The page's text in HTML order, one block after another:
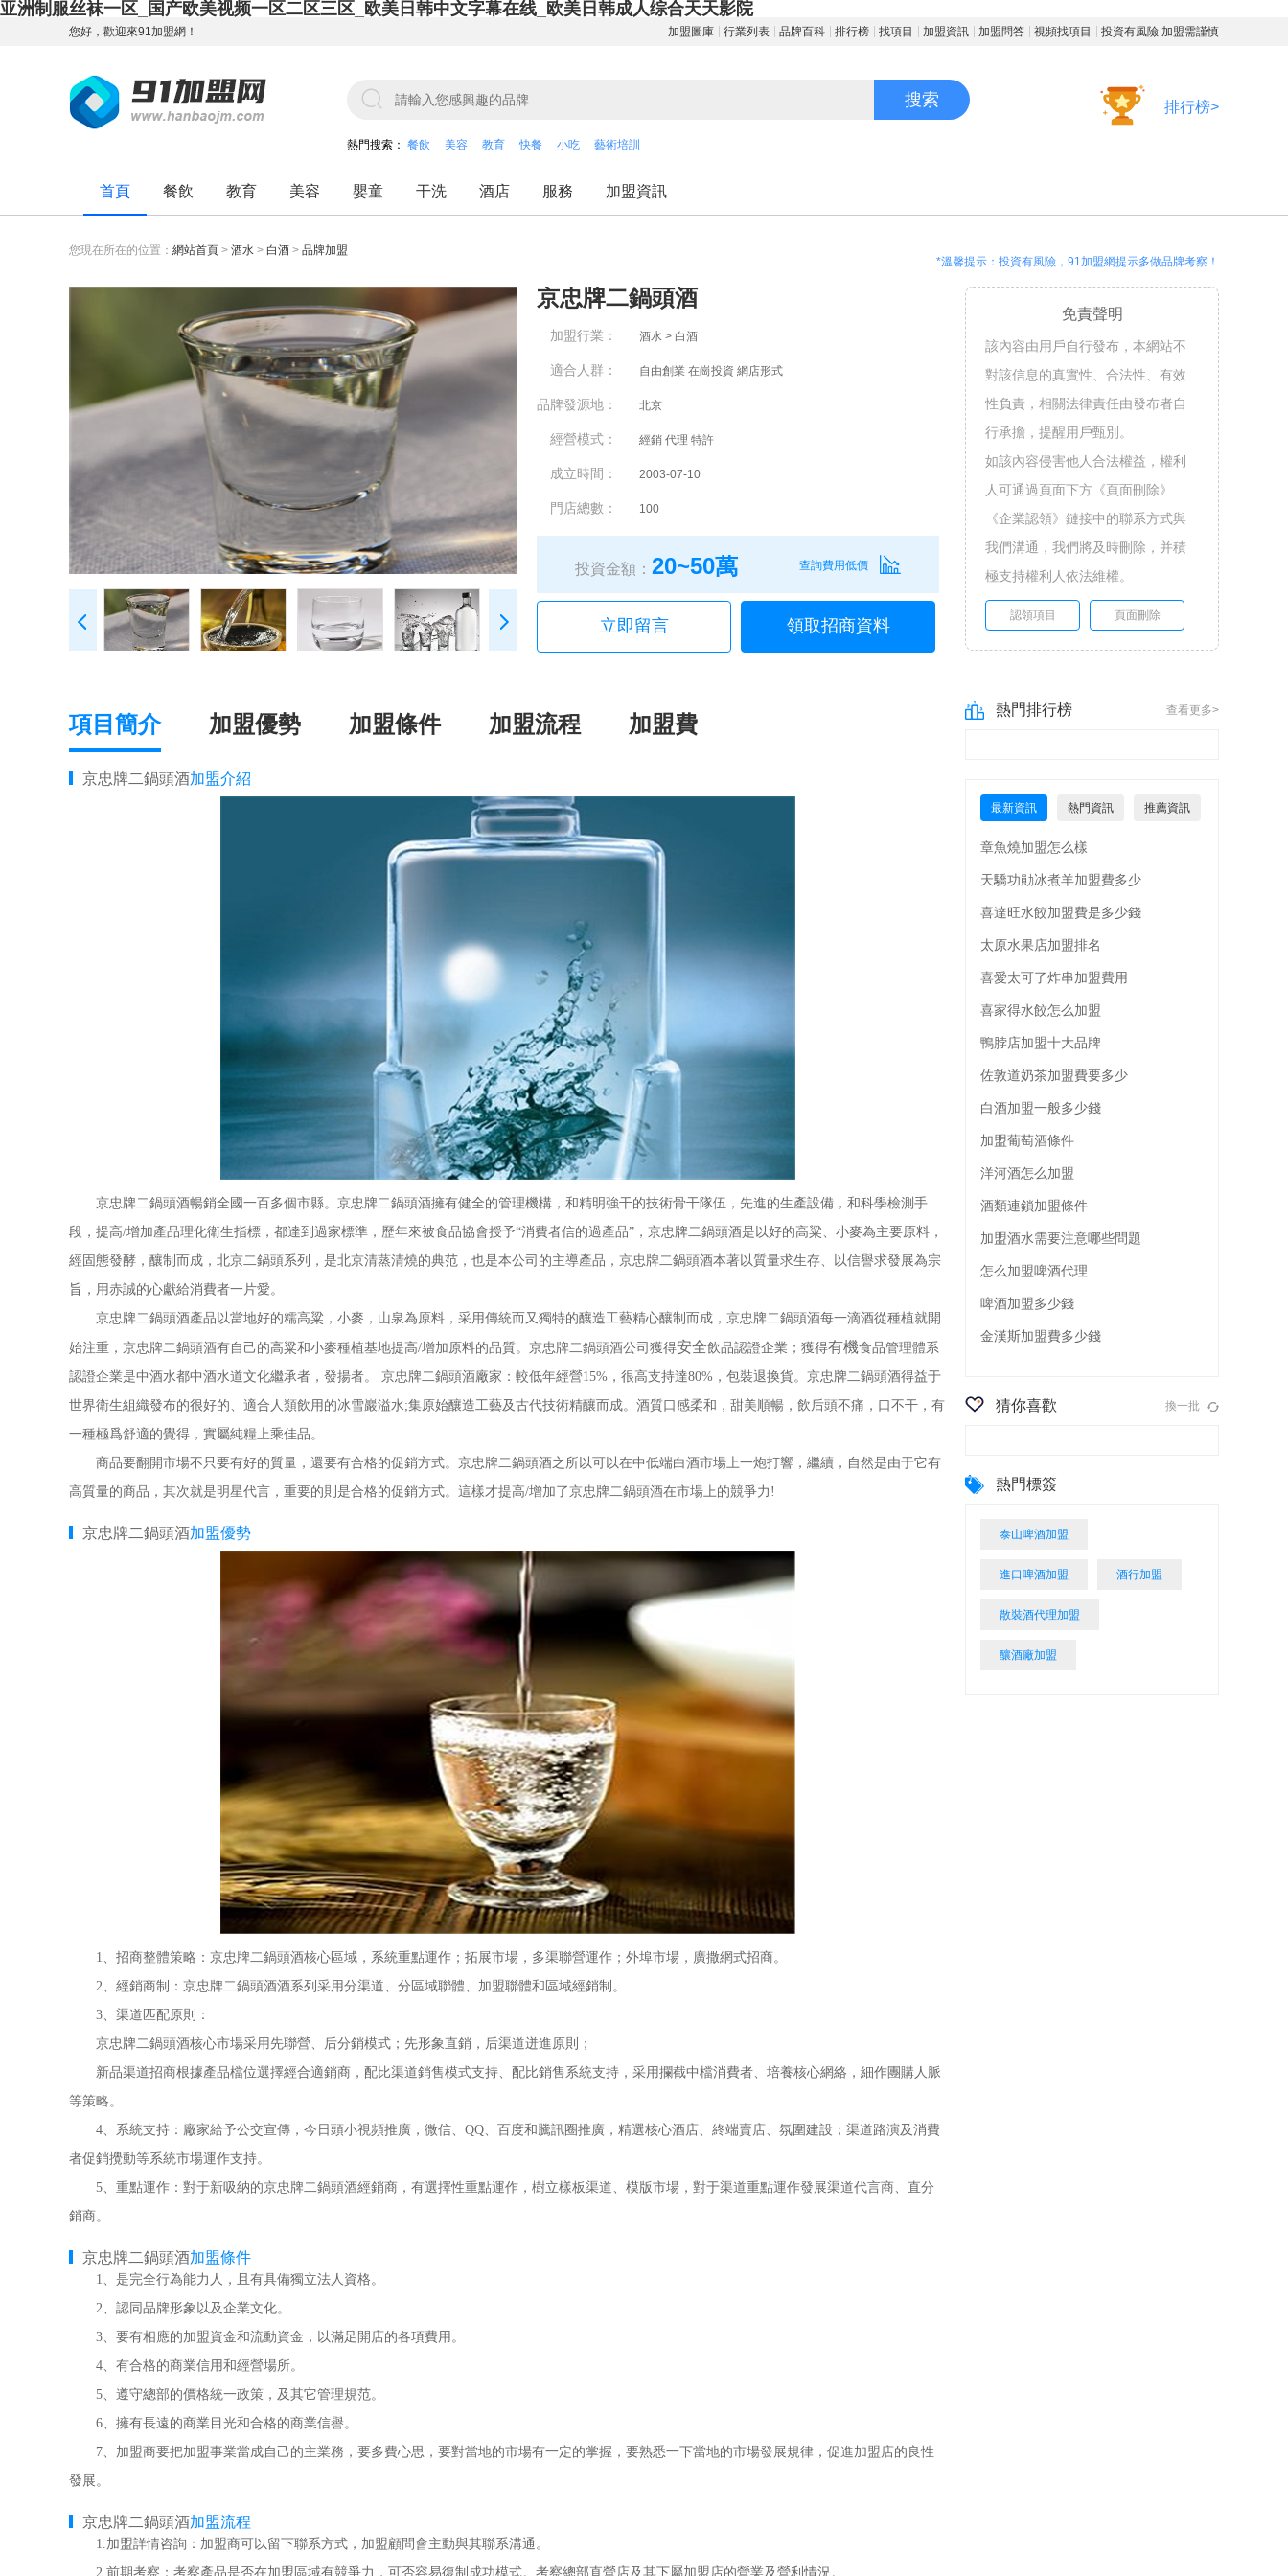
亚洲制服丝袜一区_国产欧美视频一区二区三区_欧美日韩中文字幕在线_欧美日韩成人综合天天影院
您好，歡迎來91加盟網！ 加盟圖庫 行業列表 品牌百科 排行榜 找項目 加盟資訊 加盟問答 視頻找項目 投資有風險 加盟需謹慎
搜索
熱門搜索： 餐飲 美容 教育 快餐 小吃 藝術培訓
排行榜>
首頁 餐飲 教育 美容 嬰童 干洗 酒店 服務 加盟資訊
您現在所在的位置： 網站首頁 > 酒水 > 白酒 > 品牌加盟
*溫馨提示：投資有風險，91加盟網提示多做品牌考察！
京忠牌二鍋頭酒
加盟行業： 酒水 > 白酒
適合人群： 自由創業 在崗投資 網店形式
品牌發源地： 北京
經營模式： 經銷 代理 特許
成立時間： 2003-07-10
門店總數： 100
投資金額： 20~50萬 查詢費用低價
立即留言 領取招商資料
免責聲明
該內容由用戶自行發布，本網站不
對該信息的真實性、合法性、有效
性負責，相關法律責任由發布者自
行承擔，提醒用戶甄別。
如該內容侵害他人合法權益，權利
人可通過頁面下方《頁面刪除》
《企業認領》鏈接中的聯系方式與
我們溝通，我們將及時刪除，并積
極支持權利人依法維權。
認領項目 頁面刪除
項目簡介 加盟優勢 加盟條件 加盟流程 加盟費
京忠牌二鍋頭酒加盟介紹
京忠牌二鍋頭酒暢銷全國一百多個市縣。京忠牌二鍋頭酒擁有健全的管理機構，和精明強干的技術骨干隊伍，先進的生產設備，和科學檢測手
段，提高/增加產品理化衛生指標，都達到過家標準，歷年來被食品協會授予“消費者信的過產品”，京忠牌二鍋頭酒是以好的高粱、小麥為主要原料，
經固態發酵，釀制而成，北京二鍋頭系列，是北京清蒸清燒的典范，也是本公司的主導產品，京忠牌二鍋頭酒本著以質量求生存、以信譽求發展為宗
旨，用赤誠的心獻給消費者一片愛。
京忠牌二鍋頭酒產品以當地好的糯高粱，小麥，山泉為原料，采用傳統而又獨特的釀造工藝精心釀制而成，京忠牌二鍋頭酒每一滴酒從種植就開
始注重，京忠牌二鍋頭酒有自己的高粱和小麥種植基地提高/增加原料的品質。京忠牌二鍋頭酒公司獲得安全飲品認證企業；獲得有機食品管理體系
認證企業是中酒水都中酒水道文化繼承者，發揚者。 京忠牌二鍋頭酒廠家：較低年經營15%，很高支持達80%，包裝退換貨。京忠牌二鍋頭酒得益于
世界衛生組織發布的很好的、適合人類飲用的冰雪巖溢水;集原始釀造工藝及古代技術精釀而成。酒質口感柔和，甜美順暢，飲后頭不痛，口不干，有
一種極爲舒適的覺得，實屬純糧上乘佳品。
商品要翻開市場不只要有好的質量，還要有合格的促銷方式。京忠牌二鍋頭酒之所以可以在中低端白酒市場上一炮打響，繼續，自然是由于它有
高質量的商品，其次就是明星代言，重要的則是合格的促銷方式。這樣才提高/增加了京忠牌二鍋頭酒在市場上的競爭力!
京忠牌二鍋頭酒加盟優勢
1、招商整體策略：京忠牌二鍋頭酒核心區域，系統重點運作；拓展市場，多渠聯營運作；外埠市場，廣撒網式招商。
2、經銷商制：京忠牌二鍋頭酒酒系列采用分渠道、分區域聯體、加盟聯體和區域經銷制。
3、渠道匹配原則：
京忠牌二鍋頭酒核心市場采用先聯營、后分銷模式；先形象直銷，后渠道迸進原則；
新品渠道招商根據產品檔位選擇經合適銷商，配比渠道銷售模式支持、配比銷售系統支持，采用攔截中檔消費者、培養核心網絡，細作團購人脈
等策略。
4、系統支持：廠家給予公交宣傳，今日頭小視頻推廣，微信、QQ、百度和騰訊圈推廣，精選核心酒店、終端賣店、氛圍建設；渠道路演及消費
者促銷攪動等系統市場運作支持。
5、重點運作：對于新吸納的京忠牌二鍋頭酒經銷商，有選擇性重點運作，樹立樣板渠道、模版市場，對于渠道重點運作發展渠道代言商、直分
銷商。
京忠牌二鍋頭酒加盟條件
1、是完全行為能力人，且有具備獨立法人資格。
2、認同品牌形象以及企業文化。
3、要有相應的加盟資金和流動資金，以滿足開店的各項費用。
4、有合格的商業信用和經營場所。
5、遵守總部的價格統一政策，及其它管理規范。
6、擁有長遠的商業目光和合格的商業信譽。
7、加盟商要把加盟事業當成自己的主業務，要多費心思，要對當地的市場有一定的掌握，要熟悉一下當地的市場發展規律，促進加盟店的良性
發展。
京忠牌二鍋頭酒加盟流程
1.加盟詳情咨詢：加盟商可以留下聯系方式，加盟顧問會主動與其聯系溝通。
2.前期考察：考察產品是否在加盟區域有競爭力，可否容易復制成功模式。考察總部直營店及其下屬加盟店的營業及營利情況。
熱門排行榜 查看更多>
最新資訊 熱門資訊 推薦資訊
章魚燒加盟怎么樣
天驕功勛冰煮羊加盟費多少
喜達旺水餃加盟費是多少錢
太原水果店加盟排名
喜愛太可了炸串加盟費用
喜家得水餃怎么加盟
鴨脖店加盟十大品牌
佐敦道奶茶加盟費要多少
白酒加盟一般多少錢
加盟葡萄酒條件
洋河酒怎么加盟
酒類連鎖加盟條件
加盟酒水需要注意哪些問題
怎么加盟啤酒代理
啤酒加盟多少錢
金漢斯加盟費多少錢
猜你喜歡 換一批
熱門標簽
泰山啤酒加盟
進口啤酒加盟 酒行加盟
散裝酒代理加盟
釀酒廠加盟